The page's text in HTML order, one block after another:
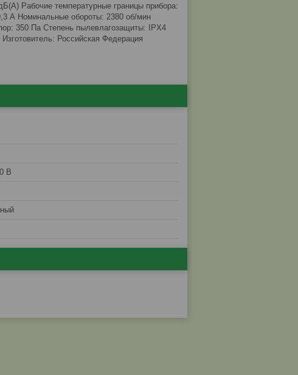
Рабочие температурные границы прибора:
А Номинальные обороты: 2380 об/мин
350 Па Степень пылевлагозащиты: IPX4
Российская Федерация
В